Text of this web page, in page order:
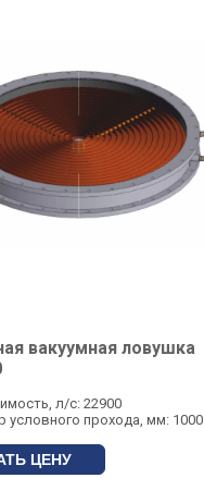
вакуумная ловушка
л/с: 22900
условного прохода, мм: 1000
ЦЕНУ